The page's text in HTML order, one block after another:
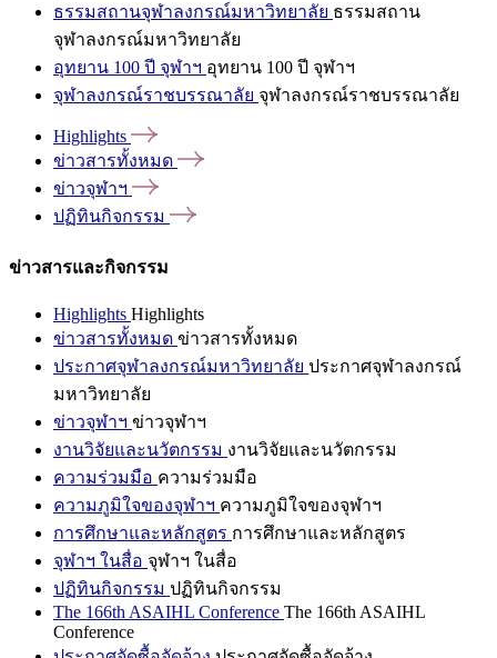
ธรรมสถานจุฬาลงกรณ์มหาวิทยาลัย ธรรมสถาน
จุฬาลงกรณ์มหาวิทยาลัย
อุทยาน 100 ปี จุฬาฯ อุทยาน 100 ปี จุฬาฯ
จุฬาลงกรณ์ราชบรรณาลัย จุฬาลงกรณ์ราชบรรณาลัย
Highlights
ข่าวสารทั้งหมด
ข่าวจุฬาฯ
ปฏิทินกิจกรรม
ข่าวสารและกิจกรรม
Highlights Highlights
ข่าวสารทั้งหมด ข่าวสารทั้งหมด
ประกาศจุฬาลงกรณ์มหาวิทยาลัย ประกาศจุฬาลงกรณ์
มหาวิทยาลัย
ข่าวจุฬาฯ ข่าวจุฬาฯ
งานวิจัยและนวัตกรรม งานวิจัยและนวัตกรรม
ความร่วมมือ ความร่วมมือ
ความภูมิใจของจุฬาฯ ความภูมิใจของจุฬาฯ
การศึกษาและหลักสูตร การศึกษาและหลักสูตร
จุฬาฯ ในสื่อ จุฬาฯ ในสื่อ
ปฏิทินกิจกรรม ปฏิทินกิจกรรม
The 166th ASAIHL Conference The 166th ASAIHL
Conference